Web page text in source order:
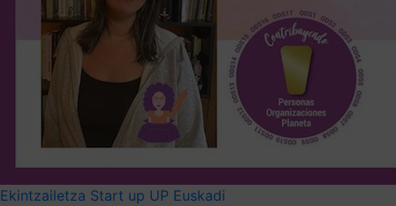
Ekintzailetza Start up UP Euskadi